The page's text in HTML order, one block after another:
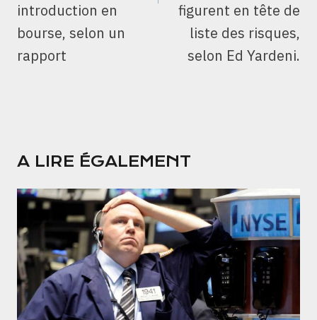
introduction en
bourse, selon un
rapport
figurent en tête de
liste des risques,
selon Ed Yardeni.
A LIRE ÉGALEMENT